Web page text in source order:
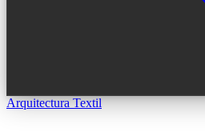
Arquitectura Textil